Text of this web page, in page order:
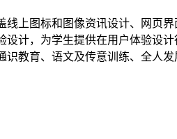
线上图标和图像资讯设计、网页
设计，为学生提供在用户体验设
识教育、语文及传意训练、全人